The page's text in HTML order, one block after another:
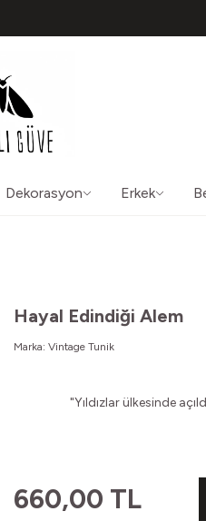
Dekorasyon Erkek
Hayal Edindiği Alem
Marka: Vintage Tunik
"Yıldızlar ülkesinde
660,00 TL